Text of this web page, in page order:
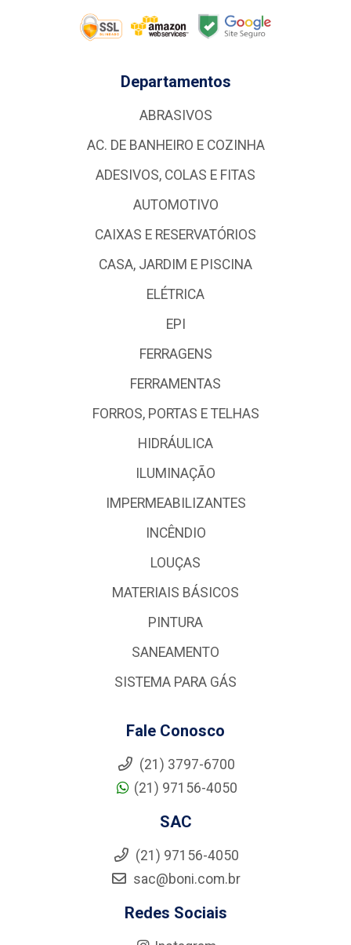
Departamentos
ABRASIVOS
AC. DE BANHEIRO E COZINHA
ADESIVOS, COLAS E FITAS
AUTOMOTIVO
CAIXAS E RESERVATÓRIOS
CASA, JARDIM E PISCINA
ELÉTRICA
EPI
FERRAGENS
FERRAMENTAS
FORROS, PORTAS E TELHAS
HIDRÁULICA
ILUMINAÇÃO
IMPERMEABILIZANTES
INCÊNDIO
LOUÇAS
MATERIAIS BÁSICOS
PINTURA
SANEAMENTO
SISTEMA PARA GÁS
Fale Conosco
(21) 3797-6700
(21) 97156-4050
SAC
(21) 97156-4050
sac@boni.com.br
Redes Sociais